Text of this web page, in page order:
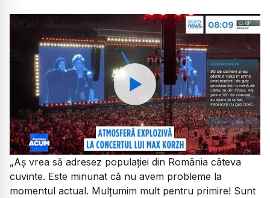
Watch
„Aș vrea să adresez populației din România câteva
cuvinte. Este minunat că nu avem probleme la
momentul actual. Mulțumim mult pentru primire! Sunt